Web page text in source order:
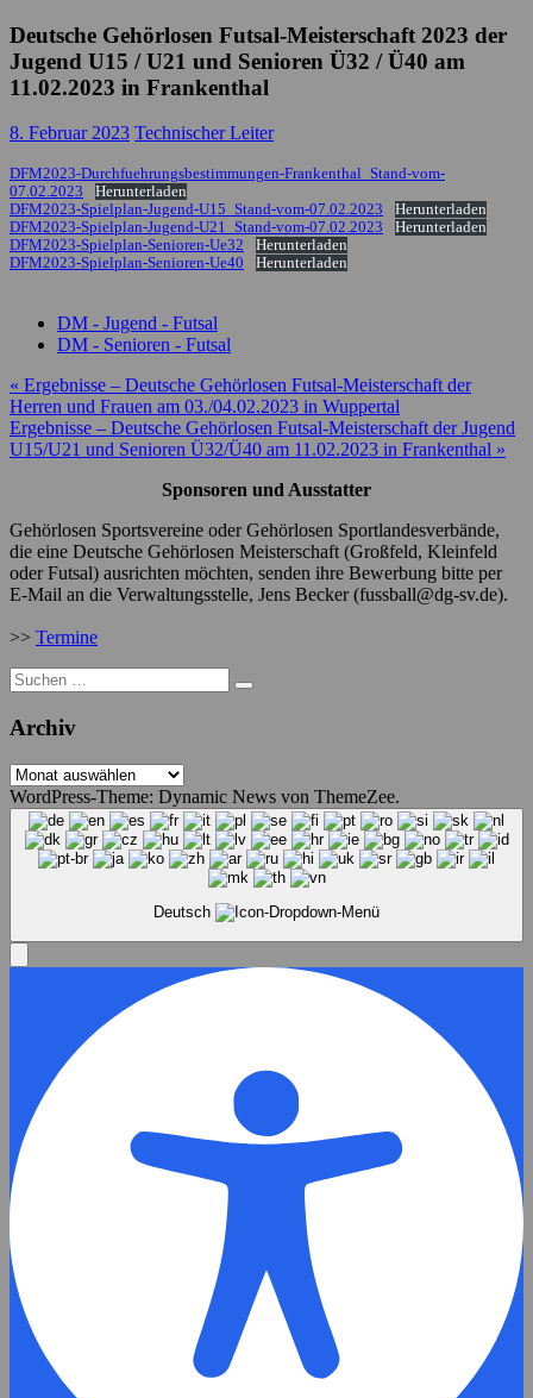
Deutsche Gehörlosen Futsal-Meisterschaft 2023 der
Jugend U15 / U21 und Senioren Ü32 / Ü40 am
11.02.2023 in Frankenthal
8. Februar 2023 Technischer Leiter
DFM2023-Durchfuehrungsbestimmungen-Frankenthal_Stand-vom-
07.02.2023
Herunterladen
DFM2023-Spielplan-Jugend-U15_Stand-vom-07.02.2023
Herunterladen
DFM2023-Spielplan-Jugend-U21_Stand-vom-07.02.2023
Herunterladen
DFM2023-Spielplan-Senioren-Ue32
Herunterladen
DFM2023-Spielplan-Senioren-Ue40
Herunterladen
DM - Jugend - Futsal
DM - Senioren - Futsal
Beitragsnavigation
« Ergebnisse – Deutsche Gehörlosen Futsal-Meisterschaft der
Herren und Frauen am 03./04.02.2023 in Wuppertal
Ergebnisse – Deutsche Gehörlosen Futsal-Meisterschaft der Jugend
U15/U21 und Senioren Ü32/Ü40 am 11.02.2023 in Frankenthal »
Sponsoren und Ausstatter
Gehörlosen Sportsvereine oder Gehörlosen Sportlandesverbände,
die eine Deutsche Gehörlosen Meisterschaft (Großfeld, Kleinfeld
oder Futsal) ausrichten möchten, senden ihre Bewerbung bitte per
E-Mail an die Verwaltungsstelle, Jens Becker (fussball@dg-sv.de).
>> Termine
Suche
nach:
Archiv
Archiv
WordPress-Theme: Dynamic News von ThemeZee.
Deutsch